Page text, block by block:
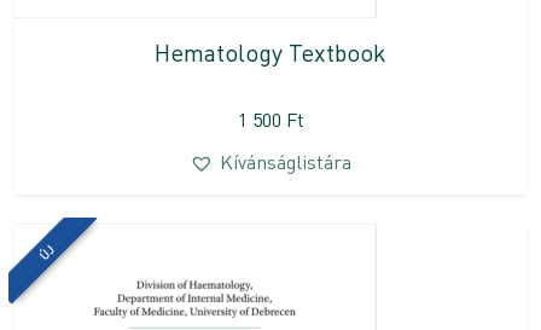
Hematology Textbook
1 500 Ft
Kívánságlistára
ÚJ